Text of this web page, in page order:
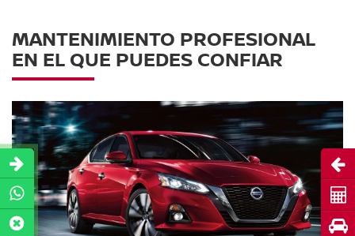
MANTENIMIENTO PROFESIONAL
EN EL QUE PUEDES CONFIAR